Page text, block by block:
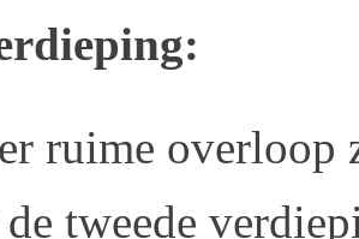
ruime overloop
tweede